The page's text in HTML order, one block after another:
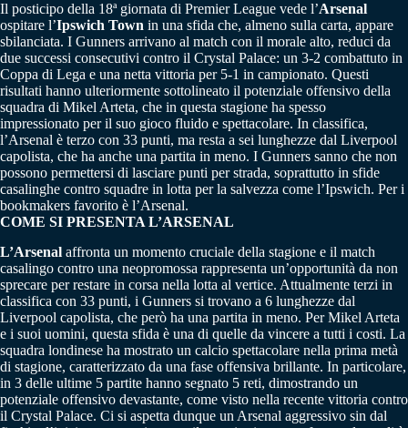
Il posticipo della 18ª giornata di Premier League vede l’Arsenal
ospitare l’Ipswich Town in una sfida che, almeno sulla carta, appare
sbilanciata. I Gunners arrivano al match con il morale alto, reduci da
due successi consecutivi contro il Crystal Palace: un 3-2 combattuto in
Coppa di Lega e una netta vittoria per 5-1 in campionato. Questi
risultati hanno ulteriormente sottolineato il potenziale offensivo della
squadra di Mikel Arteta, che in questa stagione ha spesso
impressionato per il suo gioco fluido e spettacolare. In classifica,
l’Arsenal è terzo con 33 punti, ma resta a sei lunghezze dal Liverpool
capolista, che ha anche una partita in meno. I Gunners sanno che non
possono permettersi di lasciare punti per strada, soprattutto in sfide
casalinghe contro squadre in lotta per la salvezza come l’Ipswich. Per i
bookmakers favorito è l’Arsenal.
COME SI PRESENTA L’ARSENAL
L’Arsenal affronta un momento cruciale della stagione e il match
casalingo contro una neopromossa rappresenta un’opportunità da non
sprecare per restare in corsa nella lotta al vertice. Attualmente terzi in
classifica con 33 punti, i Gunners si trovano a 6 lunghezze dal
Liverpool capolista, che però ha una partita in meno. Per Mikel Arteta
e i suoi uomini, questa sfida è una di quelle da vincere a tutti i costi. La
squadra londinese ha mostrato un calcio spettacolare nella prima metà
di stagione, caratterizzato da una fase offensiva brillante. In particolare,
in 3 delle ultime 5 partite hanno segnato 5 reti, dimostrando un
potenziale offensivo devastante, come visto nella recente vittoria contro
il Crystal Palace. Ci si aspetta dunque un Arsenal aggressivo sin dal